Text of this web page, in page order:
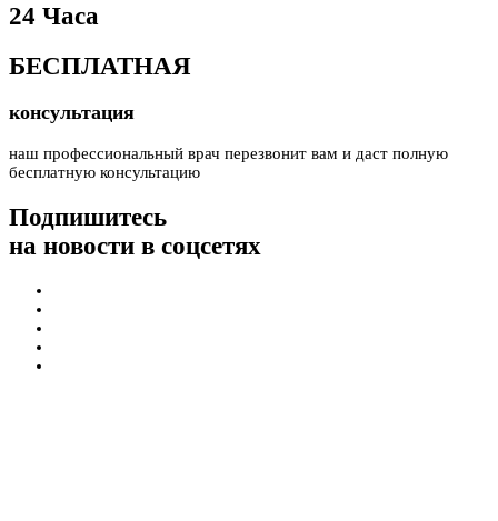
24 Часа
БЕСПЛАТНАЯ
консультация
наш профессиональный врач перезвонит вам и даст полную
бесплатную консультацию
Подпишитесь
на новости в соцсетях